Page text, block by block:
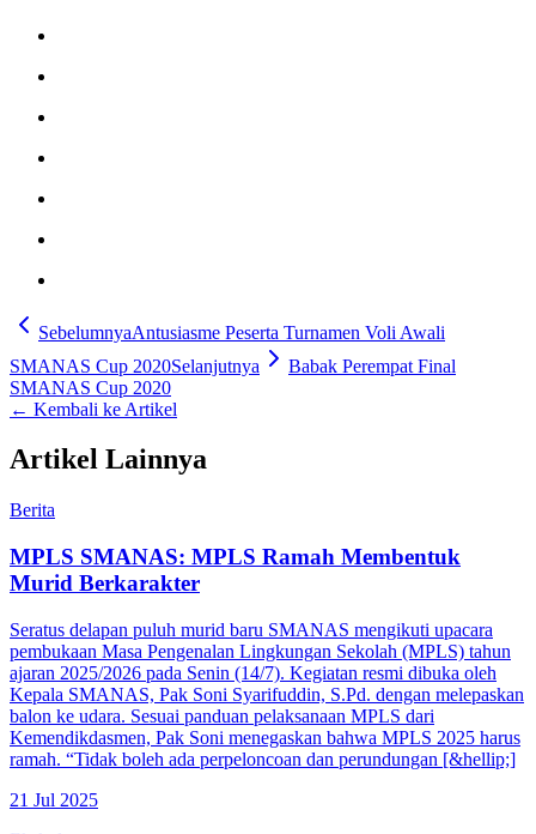
SebelumnyaAntusiasme Peserta Turnamen Voli Awali
SMANAS Cup 2020Selanjutnya
Babak Perempat Final
SMANAS Cup 2020
← Kembali ke Artikel
Artikel Lainnya
Berita
MPLS SMANAS: MPLS Ramah Membentuk
Murid Berkarakter
Seratus delapan puluh murid baru SMANAS mengikuti upacara
pembukaan Masa Pengenalan Lingkungan Sekolah (MPLS) tahun
ajaran 2025/2026 pada Senin (14/7). Kegiatan resmi dibuka oleh
Kepala SMANAS, Pak Soni Syarifuddin, S.Pd. dengan melepaskan
balon ke udara. Sesuai panduan pelaksanaan MPLS dari
Kemendikdasmen, Pak Soni menegaskan bahwa MPLS 2025 harus
ramah. “Tidak boleh ada perpeloncoan dan perundungan [&hellip;]
21 Jul 2025